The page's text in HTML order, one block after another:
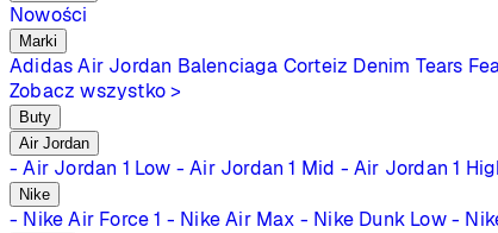
Nowości
Marki
Adidas Air Jordan Balenciaga Corteiz Denim Tears
Zobacz wszystko >
Buty
Air Jordan
- Air Jordan 1 Low - Air Jordan 1 Mid - Air Jordan 1
Nike
- Nike Air Force 1 - Nike Air Max - Nike Dunk Low -